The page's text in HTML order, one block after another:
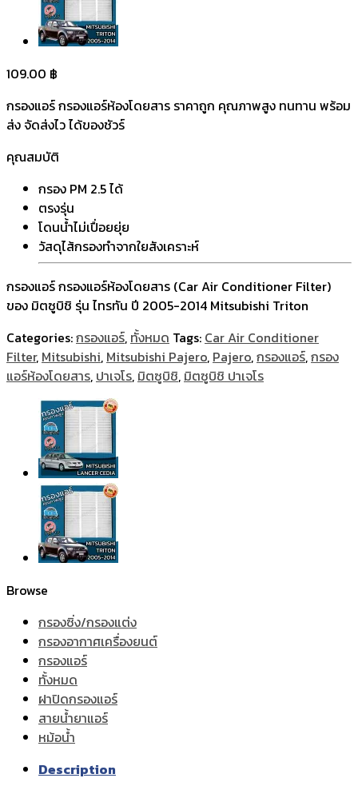
109.00 ฿
กรองแอร์ กรองแอร์ห้องโดยสาร ราคาถูก คุณภาพสูง ทนทาน พร้อม
ส่ง จัดส่งไว ได้ของชัวร์
คุณสมบัติ
กรอง PM 2.5 ได้
ตรงรุ่น
โดนน้ำไม่เปื่อยยุ่ย
วัสดุไส้กรองทำจากใยสังเคราะห์
กรองแอร์ กรองแอร์ห้องโดยสาร (Car Air Conditioner Filter)
ของ มิตซูบิชิ รุ่น ไทรทัน ปี 2005-2014 Mitsubishi Triton
Categories:กรองแอร์, ทั้งหมด Tags: Car Air Conditioner
Filter, Mitsubishi, Mitsubishi Pajero, Pajero,กรองแอร์,กรอง
แอร์ห้องโดยสาร, ปาเจโร, มิตซูบิชิ, มิตซูบิชิ ปาเจโร
Browse
กรองซิ่ง/กรองแต่ง
กรองอากาศเครื่องยนต์
กรองแอร์
ทั้งหมด
ฝาปิดกรองแอร์
สายน้ำยาแอร์
หม้อน้ำ
Description